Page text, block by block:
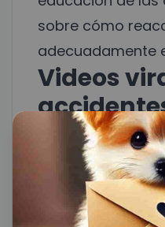
sobre cómo
adecuadamente
Videos
lecciones
En los tiempos
tienen un